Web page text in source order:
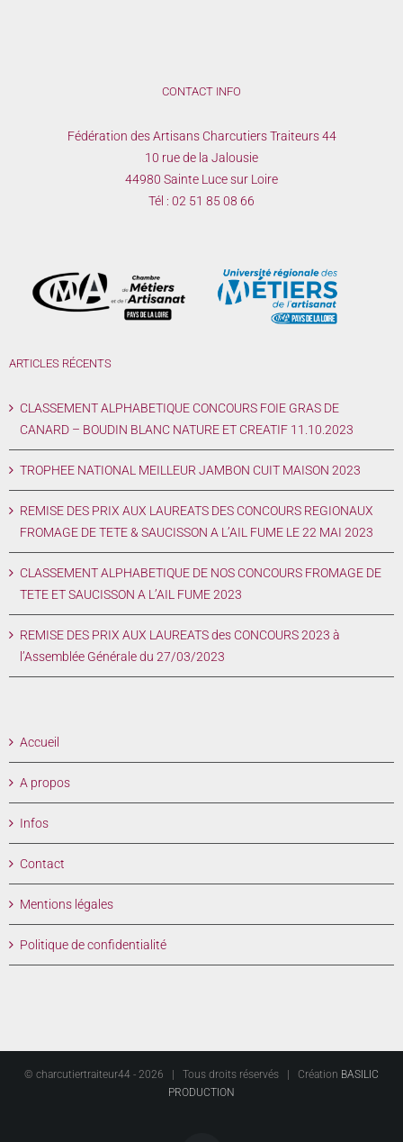
CONTACT INFO
Fédération des Artisans Charcutiers Traiteurs 44
10 rue de la Jalousie
44980 Sainte Luce sur Loire
Tél : 02 51 85 08 66
ARTICLES RÉCENTS
CLASSEMENT ALPHABETIQUE CONCOURS FOIE GRAS DE
CANARD – BOUDIN BLANC NATURE ET CREATIF 11.10.2023
TROPHEE NATIONAL MEILLEUR JAMBON CUIT MAISON 2023
REMISE DES PRIX AUX LAUREATS DES CONCOURS REGIONAUX
FROMAGE DE TETE & SAUCISSON A L’AIL FUME LE 22 MAI 2023
CLASSEMENT ALPHABETIQUE DE NOS CONCOURS FROMAGE DE
TETE ET SAUCISSON A L’AIL FUME 2023
REMISE DES PRIX AUX LAUREATS des CONCOURS 2023 à
l’Assemblée Générale du 27/03/2023
Accueil
A propos
Infos
Contact
Mentions légales
Politique de confidentialité
© charcutiertraiteur44 - 2026 | Tous droits réservés | Création BASILIC
PRODUCTION